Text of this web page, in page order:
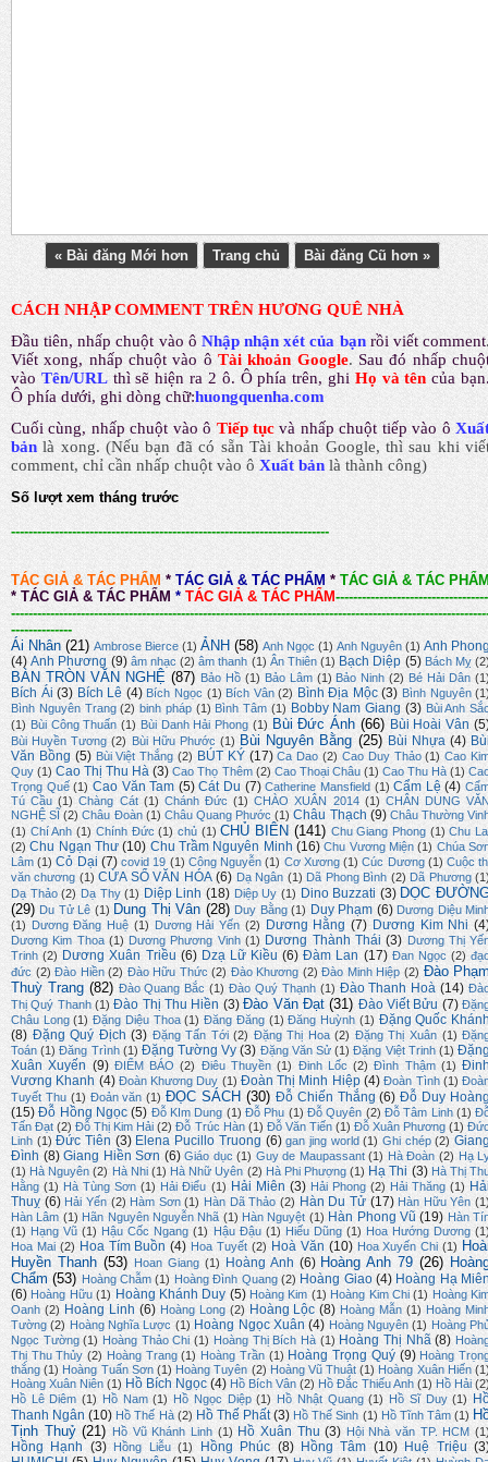
« Bài đăng Mới hơn Trang chủ Bài đăng Cũ hơn »
CÁCH NHẬP COMMENT TRÊN HƯƠNG QUÊ NHÀ
Đầu tiên, nhấp chuột vào ô Nhập nhận xét của bạn rồi viết comment
Viết xong, nhấp chuột vào ô Tài khoản Google. Sau đó nhấp
vào Tên/URL thì sẽ hiện ra 2 ô. Ô phía trên, ghi Họ và tên của
Ô phía dưới, ghi dòng chữ:huongquenha.com
Cuối cùng, nhấp chuột vào ô Tiếp tục và nhấp chuột tiếp vào ô
bản là xong.(Nếu bạn đã có sẵn Tài khoản Google, thì sau khi
comment, chỉ cần nhấp chuột vào ôXuất bản là thành công)
Số lượt xem tháng trước
-------------------------------------------------------------------------
TÁC GIẢ & TÁC PHẨM * TÁC GIẢ & TÁC PHẨM * TÁC GIẢ & TÁC
* TÁC GIẢ & TÁC PHẨM *TÁC GIẢ & TÁC PHẨM-----------------------------------
--------------
Ái Nhân (21) Ambrose Bierce (1) ẢNH (58) Anh Ngọc (1) Anh Nguyên (1) Anh
(4) Anh Phương (9) âm nhạc (2) âm thanh (1) Ân Thiên (1) Bạch Diệp (5) Bách Mỵ
BÀN TRÒN VĂN NGHỆ (87) Bảo Hồ (1) Bảo Lâm (1) Bảo Ninh (2) Bé Hải Dân
Bích Ái (3) Bích Lê (4) Bích Ngọc (1) Bích Vân (2) Bình Địa Mộc (3) Bình Nguyên
Bình Nguyên Trang (2) binh pháp (1) Bình Tâm (1) Bobby Nam Giang (3) Bùi Anh
(1) Bùi Công Thuấn (1) Bùi Danh Hải Phong (1) Bùi Đức Ánh (66) Bùi Hoài Vân
Bùi Huyền Tương (2) Bùi Hữu Phước (1) Bùi Nguyên Bằng (25) Bùi Nhựa (4)
Văn Bồng (5) Bùi Việt Thắng (2) BÚT KÝ (17) Ca Dao (2) Cao Duy Thảo (1) Cao
Quy (1) Cao Thị Thu Hà (3) Cao Thọ Thêm (2) Cao Thoại Châu (1) Cao Thu Hà (1)
Trọng Quế (1) Cao Văn Tam (5) Cát Du (7) Catherine Mansfield (1) Cẩm Lệ (4)
Tú Cầu (1) Chàng Cát (1) Chánh Đức (1) CHÀO XUÂN 2014 (1) CHÂN DUNG
NGHỆ SĨ (2) Châu Đoàn (1) Châu Quang Phước (1) Châu Thạch (9) Châu Thường
(1) Chí Anh (1) Chính Đức (1) chủ (1) CHỦ BIÊN (141) Chu Giang Phong (1) Chu
(2) Chu Ngạn Thư (10) Chu Trầm Nguyên Minh (16) Chu Vương Miện (1) Chúa
Lâm (1) Cỏ Dại (7) covid 19 (1) Công Nguyễn (1) Cơ Xương (1) Cúc Dương (1) Cuộc
văn chương (1) CỬA SỔ VĂN HÓA (6) Dạ Ngân (1) Dã Phong Bình (2) Dã Phương
Dạ Thảo (2) Dạ Thy (1) Diệp Linh (18) Diệp Uy (1) Dino Buzzati (3) DỌC
(29) Du Tử Lê (1) Dung Thị Vân (28) Duy Bằng (1) Duy Phạm (6) Dương Diệu
(1)
Dương Đăng Huệ (1) Dương Hải Yến (2) Dương Hằng (7) Dương Kim Nhi
Dương Kim Thoa (1) Dương Phương Vinh (1) Dương Thành Thái (3) Dương Thị
Trinh (2) Dương Xuân Triều (6) Dzạ Lữ Kiều (6) Đàm Lan (17) Đan Ngọc (2)
đức (2) Đào Hiền (2) Đào Hữu Thức (2) Đào Khương (2) Đào Minh Hiệp (2) Đào
Thuỳ Trang (82) Đào Quang Bắc (1) Đào Quý Thạnh (1) Đào Thanh Hoà (14)
Thị Quý Thanh (1) Đào Thị Thu Hiền (3) Đào Văn Đạt (31) Đào Viết Bửu (7)
Châu Long (1) Đặng Diệu Thoa (1) Đăng Đăng (1) Đăng Huỳnh (1) Đặng Quốc
(8) Đặng Quý Địch (3) Đặng Tấn Tới (2) Đặng Thị Hoa (2) Đặng Thị Xuân (1)
Toán (1) Đăng Trình (1) Đặng Tường Vy (3) Đặng Văn Sử (1) Đặng Việt Trinh (1)
Xuân Xuyến (9) ĐIỂM BÁO (2) Điêu Thuyền (1) Đinh Lốc (2) Đình Thậm (1)
Vương Khanh (4) Đoàn Khương Duy (1) Đoàn Thị Minh Hiệp (4) Đoàn Tình (1)
Tuyết Thu (1) Đoản văn (1) ĐỌC SÁCH (30) Đỗ Chiến Thắng (6) Đỗ Duy
(15) Đỗ Hồng Ngọc (5) Đỗ KIm Dung (1) Đỗ Phu (1) Đỗ Quyên (2) Đỗ Tâm Linh (1)
Tấn Đạt (2) Đỗ Thị Kim Hải (2) Đỗ Trúc Hàn (1) Đỗ Văn Tiến (1) Đỗ Xuân Phương (1)
Linh (1) Đức Tiên (3) Elena Pucillo Truong (6) gan jing world (1) Ghi chép (2)
Đình (8) Giang Hiền Sơn (6) Giáo dục (1) Guy de Maupassant (1) Hà Đoàn (2) Hạ
(1) Hà Nguyên (2) Hà Nhi (1) Hà Nhữ Uyên (2) Hà Phi Phượng (1) Hạ Thi (3) Hà Thị
Hằng (1) Hà Tùng Sơn (1) Hải Điểu (1) Hải Miên (3) Hải Phong (2) Hải Thăng (1)
Thuỵ (6) Hải Yến (2) Hàm Sơn (1) Hàn Dã Thảo (2) Hàn Du Tử (17) Hàn Hữu Yên
Hàn Lâm (1) Hãn Nguyên Nguyễn Nhã (1) Hàn Nguyệt (1) Hàn Phong Vũ (19) Hàn
(1) Hạng Vũ (1) Hậu Cốc Ngang (1) Hậu Đậu (1) Hiếu Dũng (1) Hoa Hướng Dương
Hoa Mai (2) Hoa Tím Buồn (4) Hoa Tuyết (2) Hoà Văn (10) Hoa Xuyến Chi (1)
Huyền Thanh (53) Hoan Giang (1) Hoàng Anh (6) Hoàng Anh 79 (26)
Chẩm (53) Hoàng Chẫm (1) Hoàng Đình Quang (2) Hoàng Giao (4) Hoàng Hạ
(6) Hoàng Hữu (1) Hoàng Khánh Duy (5) Hoàng Kim (1) Hoàng Kim Chi (1) Hoàng
Oanh (2) Hoàng Linh (6) Hoàng Long (2) Hoàng Lộc (8) Hoàng Mẫn (1) Hoàng
Tường (2) Hoàng Nghĩa Lược (1) Hoàng Ngọc Xuân (4) Hoàng Nguyên (1) Hoàng
Ngọc Tường (1) Hoàng Thảo Chi (1) Hoàng Thị Bích Hà (1) Hoàng Thị Nhã (8)
Thị Thu Thủy (2) Hoàng Trang (1) Hoàng Trần (1) Hoàng Trọng Quý (9) Hoàng
thắng (1) Hoàng Tuấn Sơn (1) Hoàng Tuyên (2) Hoàng Vũ Thuật (1) Hoàng Xuân Hiến
Hoàng Xuân Niên (1) Hồ Bích Ngọc (4) Hồ Bích Vân (2) Hồ Đắc Thiếu Anh (1) Hồ Hải
Hồ Lê Diêm (1) Hồ Nam (1) Hồ Ngọc Diệp (1) Hồ Nhật Quang (1) Hồ Sĩ Duy (1)
Thanh Ngân (10) Hồ Thế Hà (2) Hồ Thế Phất (3) Hồ Thế Sinh (1) Hồ Tĩnh Tâm (1)
Tịnh Thuỷ (21) Hồ Vũ Khánh Linh (1) Hồ Xuân Thu (3) Hội Nhà văn TP. HCM
Hồng Hạnh (3) Hồng Liễu (1) Hồng Phúc (8) Hồng Tâm (10) Huệ Triệu